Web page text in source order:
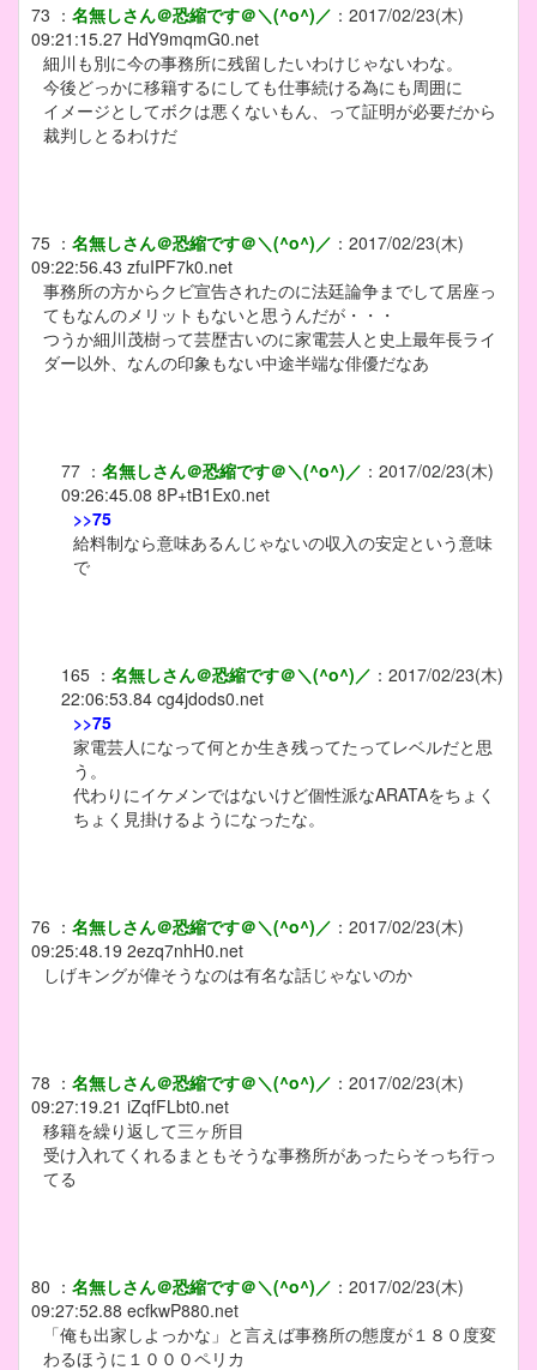
73 ： 名無しさん＠恐縮です＠＼(^o^)／ ： 2017/02/23(木)
09:21:15.27 HdY9mqmG0.net
細川も別に今の事務所に残留したいわけじゃないわな。
今後どっかに移籍するにしても仕事続ける為にも周囲に
イメージとしてボクは悪くないもん、って証明が必要だから
裁判しとるわけだ
75 ： 名無しさん＠恐縮です＠＼(^o^)／ ： 2017/02/23(木)
09:22:56.43 zfuIPF7k0.net
事務所の方からクビ宣告されたのに法廷論争までして居座っ
てもなんのメリットもないと思うんだが・・・
つうか細川茂樹って芸歴古いのに家電芸人と史上最年長ライ
ダー以外、なんの印象もない中途半端な俳優だなあ
77 ： 名無しさん＠恐縮です＠＼(^o^)／ ： 2017/02/23(木)
09:26:45.08 8P+tB1Ex0.net
>>75
給料制なら意味あるんじゃないの収入の安定という意味
で
165 ： 名無しさん＠恐縮です＠＼(^o^)／ ： 2017/02/23(木)
22:06:53.84 cg4jdods0.net
>>75
家電芸人になって何とか生き残ってたってレベルだと思
う。
代わりにイケメンではないけど個性派なARATAをちょく
ちょく見掛けるようになったな。
76 ： 名無しさん＠恐縮です＠＼(^o^)／ ： 2017/02/23(木)
09:25:48.19 2ezq7nhH0.net
しげキングが偉そうなのは有名な話じゃないのか
78 ： 名無しさん＠恐縮です＠＼(^o^)／ ： 2017/02/23(木)
09:27:19.21 iZqfFLbt0.net
移籍を繰り返して三ヶ所目
受け入れてくれるまともそうな事務所があったらそっち行っ
てる
80 ： 名無しさん＠恐縮です＠＼(^o^)／ ： 2017/02/23(木)
09:27:52.88 ecfkwP880.net
「俺も出家しよっかな」と言えば事務所の態度が１８０度変
わるほうに１０００ペリカ